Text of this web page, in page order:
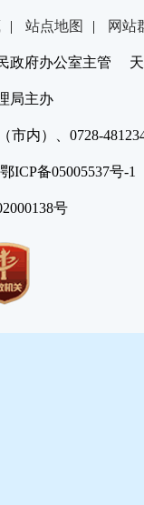
| 站点地图 | 网站
政府办公室主管 天
局主办
市内）、0728-
ICP备05005537号
号